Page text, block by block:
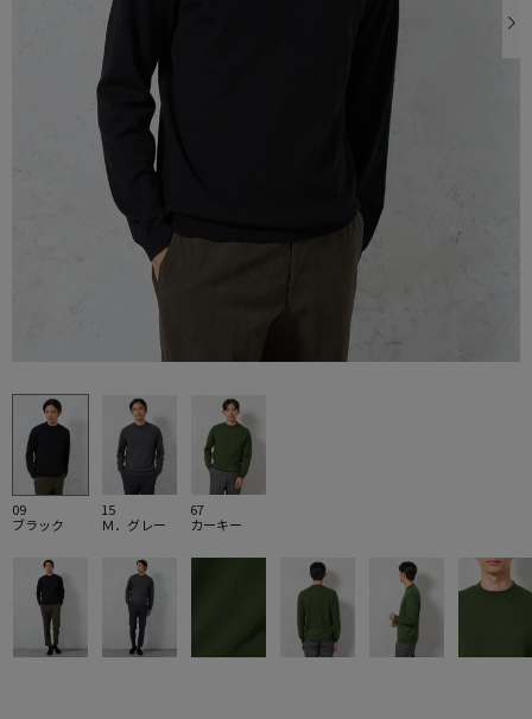
09
ブラック
15
Ｍ．グレー
67
カーキー